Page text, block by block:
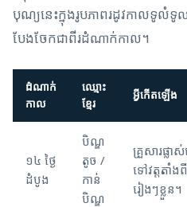
បុណ្យនេះក្នុងរូបភាពរដូវកាលទូ
បែងចែកជាពីរដំណាក់កាល។
ដំណាក់
កាល
ឈ្មោះ
ខ្មែរ
អ្វីកើតឡើង
១៤ ថ្ងៃ
ដំបូង
បិណ្ឌ
តូច /
កាន់
បិណ្ឌ
គ្រួសារផ្លាស់
ទៅវត្តតាំងពី
រៀងៗខ្លួន។